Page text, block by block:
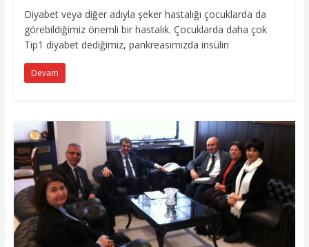
Diyabet veya diğer adıyla şeker hastalığı çocuklarda da
görebildiğimiz önemli bir hastalık. Çocuklarda daha çok
Tip1 diyabet dediğimiz, pankreasımızda insülin
Devam